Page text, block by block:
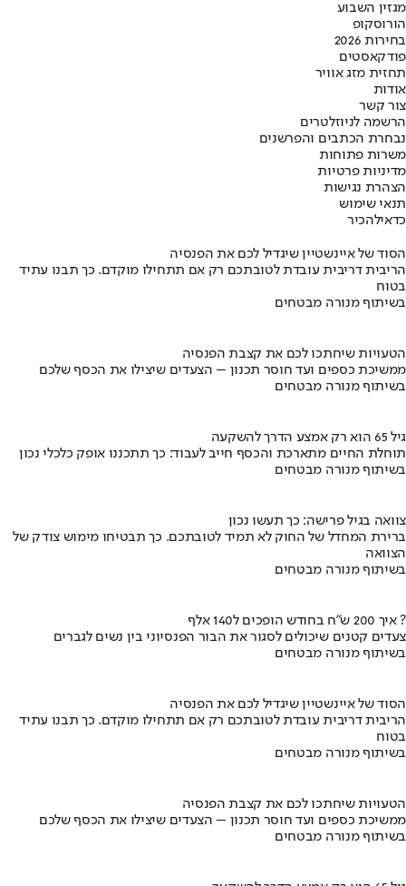
מגזין השבוע
הורוסקופ
בחירות 2026
פודקאסטים
תחזית מזג אוויר
אודות
צור קשר
הרשמה לניוזלטרים
נבחרת הכתבים והפרשנים
משרות פתוחות
מדיניות פרטיות
הצהרת נגישות
תנאי שימוש
כדאילהכיר
הסוד של איינשטיין שיגדיל לכם את הפנסיה
הריבית דריבית עובדת לטובתכם רק אם תתחילו מוקדם. כך תבנו עתיד
בטוח
בשיתוף מנורה מבטחים
הטעויות שיחתכו לכם את קצבת הפנסיה
ממשיכת כספים ועד חוסר תכנון – הצעדים שיצילו את הכסף שלכם
בשיתוף מנורה מבטחים
גיל 65 הוא רק אמצע הדרך להשקעה
תוחלת החיים מתארכת והכסף חייב לעבוד: כך תתכננו אופק כלכלי נכון
בשיתוף מנורה מבטחים
צוואה בגיל פרישה: כך תעשו נכון
ברירת המחדל של החוק לא תמיד לטובתכם. כך תבטיחו מימוש צודק של
הצוואה
בשיתוף מנורה מבטחים
איך 200 ש"ח בחודש הופכים ל140 אלף ?
צעדים קטנים שיכולים לסגור את הבור הפנסיוני בין נשים לגברים
בשיתוף מנורה מבטחים
הסוד של איינשטיין שיגדיל לכם את הפנסיה
הריבית דריבית עובדת לטובתכם רק אם תתחילו מוקדם. כך תבנו עתיד
בטוח
בשיתוף מנורה מבטחים
הטעויות שיחתכו לכם את קצבת הפנסיה
ממשיכת כספים ועד חוסר תכנון – הצעדים שיצילו את הכסף שלכם
בשיתוף מנורה מבטחים